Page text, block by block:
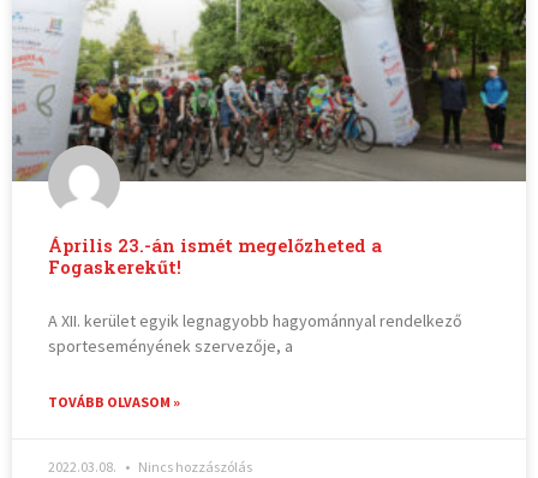
Április 23.-án ismét megelőzheted a
Fogaskerekűt!
A XII. kerület egyik legnagyobb hagyománnyal rendelkező
sporteseményének szervezője, a
TOVÁBB OLVASOM »
2022.03.08. Nincs hozzászólás